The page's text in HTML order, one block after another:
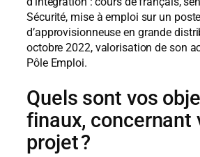
Sécurité, mise à emploi sur un poste
d’approvisionneuse en grande
octobre 2022, valorisation de son
Pôle Emploi.
Quels sont vos
finaux, concernant
projet ?